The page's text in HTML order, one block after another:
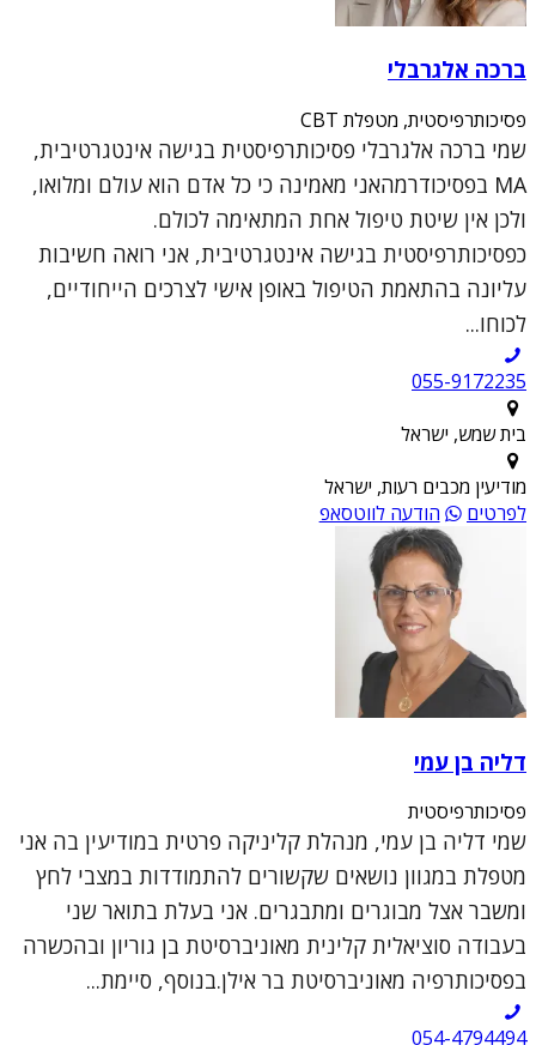
ברכה אלגרבלי
פסיכותרפיסטית, מטפלת CBT
שמי ברכה אלגרבלי פסיכותרפיסטית בגישה אינטגרטיבית,
MA בפסיכודרמהאני מאמינה כי כל אדם הוא עולם ומלואו,
ולכן אין שיטת טיפול אחת המתאימה לכולם.
כפסיכותרפיסטית בגישה אינטגרטיבית, אני רואה חשיבות
עליונה בהתאמת הטיפול באופן אישי לצרכים הייחודיים,
לכוחו...
055-9172235
בית שמש, ישראל
מודיעין מכבים רעות, ישראל
לפרטים
הודעה לווטסאפ
דליה בן עמי
פסיכותרפיסטית
שמי דליה בן עמי, מנהלת קליניקה פרטית במודיעין בה אני
מטפלת במגוון נושאים שקשורים להתמודדות במצבי לחץ
ומשבר אצל מבוגרים ומתבגרים. אני בעלת בתואר שני
בעבודה סוציאלית קלינית מאוניברסיטת בן גוריון ובהכשרה
בפסיכותרפיה מאוניברסיטת בר אילן.בנוסף, סיימת...
054-4794494